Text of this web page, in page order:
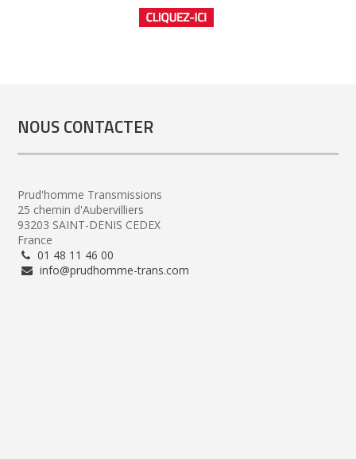
NOUS CONTACTER
Prud'homme Transmissions
25 chemin d'Aubervilliers
93203 SAINT-DENIS CEDEX
France
01 48 11 46 00
info@prudhomme-trans.com